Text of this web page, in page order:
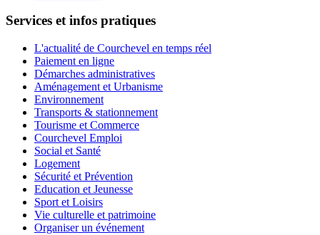
Services et infos pratiques
L'actualité de Courchevel en temps réel
Paiement en ligne
Démarches administratives
Aménagement et Urbanisme
Environnement
Transports & stationnement
Tourisme et Commerce
Courchevel Emploi
Social et Santé
Logement
Sécurité et Prévention
Education et Jeunesse
Sport et Loisirs
Vie culturelle et patrimoine
Organiser un événement